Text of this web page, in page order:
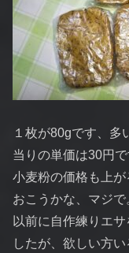
１枚が80gです、多
当りの単価は30円で
小麦粉の価格も上
おこうかな、マジで
以前に自作練りエ
したが、欲しい方